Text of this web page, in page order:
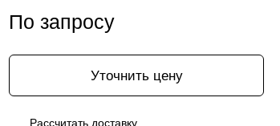
По запросу
Уточнить цену
Рассчитать доставку